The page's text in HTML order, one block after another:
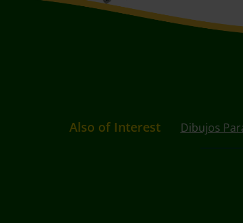
Also of Interest Dibujos